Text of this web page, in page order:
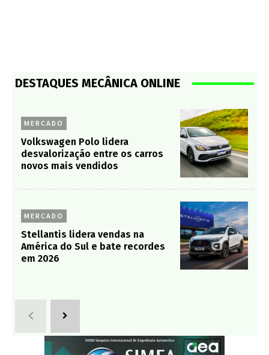
DESTAQUES MECÂNICA ONLINE
MERCADO
Volkswagen Polo lidera
desvalorização entre os carros
novos mais vendidos
MERCADO
Stellantis lidera vendas na
América do Sul e bate recordes
em 2026